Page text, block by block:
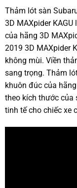
Thảm lót sàn
3D MAXpider
của hãng 3D
2019 3D MAXpider
không mùi. Viền
sang trọng. Thảm
khuôn đúc của
theo kích thước của
tinh tế cho chiếc xe